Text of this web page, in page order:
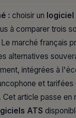
: choisir un logiciel
à comparer trois
marché français
alternatives
intégrées à
et tarifées
Cet article passe en
ATS